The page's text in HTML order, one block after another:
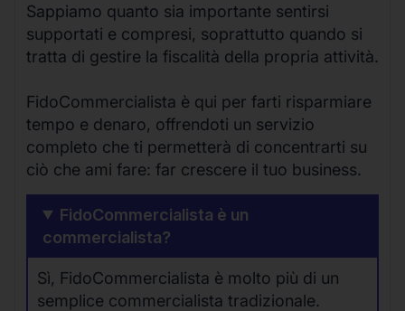
Sappiamo quanto sia importante sentirsi
supportati e compresi, soprattutto quando si
tratta di gestire la fiscalità della propria attività.
FidoCommercialista è qui per farti risparmiare
tempo e denaro, offrendoti un servizio
completo che ti permetterà di concentrarti su
ciò che ami fare: far crescere il tuo business.
FidoCommercialista è un
commercialista?
Sì, FidoCommercialista è molto più di un
semplice commercialista tradizionale.